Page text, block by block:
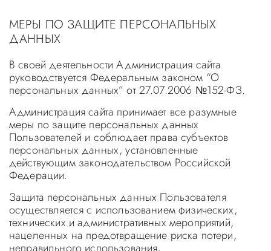
МЕРЫ ПО ЗАЩИТЕ ПЕРСОНАЛЬНЫХ
ДАННЫХ
В своей деятельности Администрация сайта
руководствуется Федеральным законом “О
персональных данных” от 27.07.2006 №152-ФЗ.
Администрация сайта принимает все разумные
меры по защите персональных данных
Пользователей и соблюдает права субъектов
персональных данных, установленные
действующим законодательством Российской
Федерации.
Защита персональных данных Пользователя
осуществляется с использованием физических,
технических и административных мероприятий,
нацеленных на предотвращение риска потери,